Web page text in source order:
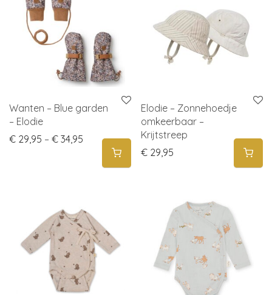
Wanten – Blue garden
– Elodie
€ 29,95 – € 34,95 Price range: € 29,95 through € 34,95
Elodie – Zonnehoedje
omkeerbaar –
Krijtstreep
€ 29,95